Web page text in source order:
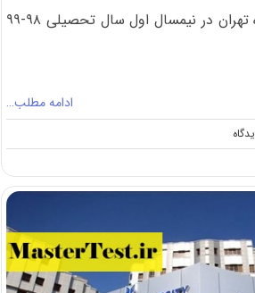
بین‌المللی کیش دانشگاه تهران در نیمسال اول سال تحصیلی ۹۸-۹۹
ادامه مطلب…
on
اعلام
آزمون
۹۸
پردیس
کیش